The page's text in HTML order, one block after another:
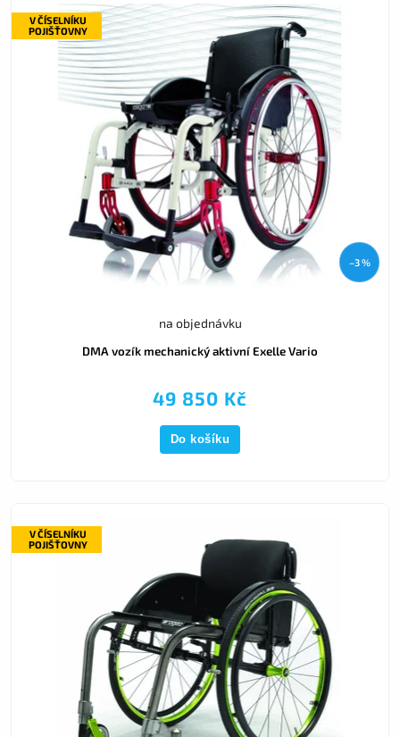
V ČÍSELNÍKU
POJIŠŤOVNY
–3 %
DMA vozík mechanický aktivní Exelle Vario
na objednávku
49 850 Kč
Do košíku
V ČÍSELNÍKU
POJIŠŤOVNY